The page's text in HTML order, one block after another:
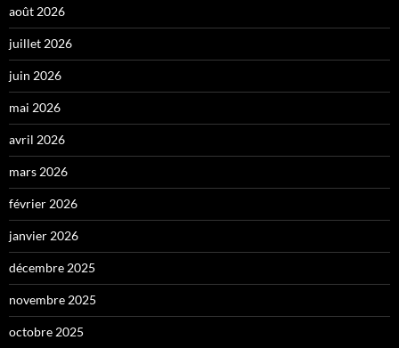
août 2026
juillet 2026
juin 2026
mai 2026
avril 2026
mars 2026
février 2026
janvier 2026
décembre 2025
novembre 2025
octobre 2025